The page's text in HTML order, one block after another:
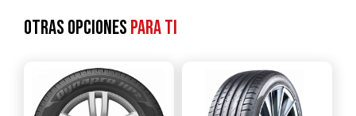
Otras opcionespara ti